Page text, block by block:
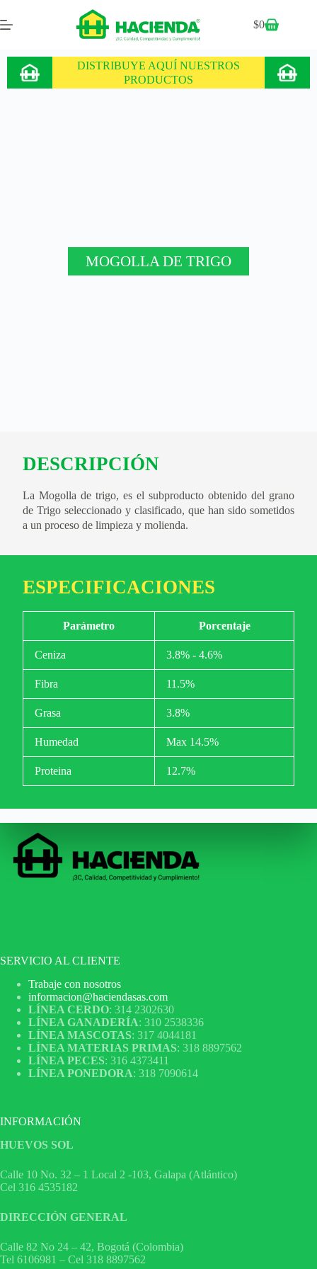
$0
DISTRIBUYE AQUÍ NUESTROS
PRODUCTOS
MOGOLLA DE TRIGO
DESCRIPCIÓN
La Mogolla de trigo, es el subproducto obtenido del grano
de Trigo seleccionado y clasificado, que han sido sometidos
a un proceso de limpieza y molienda.
ESPECIFICACIONES
Parámetro Porcentaje
Ceniza 3.8% - 4.6%
Fibra 11.5%
Grasa 3.8%
Humedad Max 14.5%
Proteina 12.7%
SERVICIO AL CLIENTE
Trabaje con nosotros
informacion@haciendasas.com
LÍNEA CERDO: 314 2302630
LÍNEA GANADERÍA: 310 2538336
LÍNEA MASCOTAS: 317 4044181
LÍNEA MATERIAS PRIMAS: 318 8897562
LÍNEA PECES: 316 4373411
LÍNEA PONEDORA: 318 7090614
INFORMACIÓN
HUEVOS SOL
Calle 10 No. 32 – 1 Local 2 -103, Galapa (Atlántico)
Cel 316 4535182
DIRECCIÓN GENERAL
Calle 82 No 24 – 42, Bogotá (Colombia)
Tel 6106981 – Cel 318 8897562